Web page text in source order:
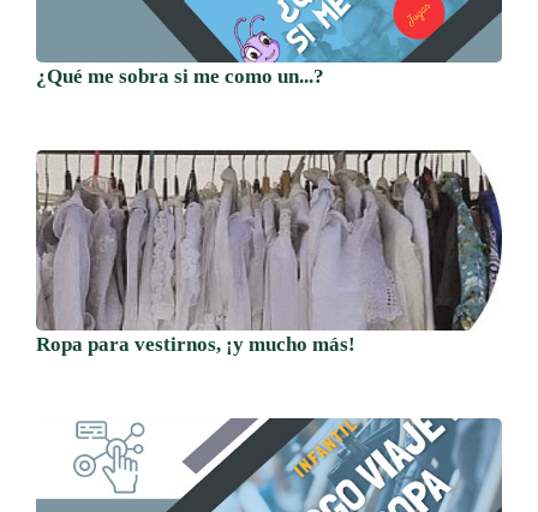
¿Qué me sobra si me como un...?
Ropa para vestirnos, ¡y mucho más!